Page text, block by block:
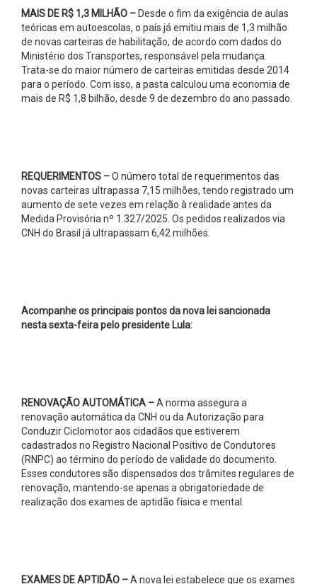
MAIS DE R$ 1,3 MILHÃO – Desde o fim da exigência de aulas
teóricas em autoescolas, o país já emitiu mais de 1,3 milhão
de novas carteiras de habilitação, de acordo com dados do
Ministério dos Transportes, responsável pela mudança.
Trata-se do maior número de carteiras emitidas desde 2014
para o período. Com isso, a pasta calculou uma economia de
mais de R$ 1,8 bilhão, desde 9 de dezembro do ano passado.
REQUERIMENTOS –O número total de requerimentos das
novas carteiras ultrapassa 7,15 milhões, tendo registrado um
aumento de sete vezes em relação à realidade antes da
Medida Provisória nº 1.327/2025. Os pedidos realizados via
CNH do Brasil já ultrapassam 6,42 milhões.
Acompanhe os principais pontos da nova lei sancionada
nesta sexta-feira pelo presidente Lula:
RENOVAÇÃO AUTOMÁTICA –A norma assegura a
renovação automática da CNH ou da Autorização para
Conduzir Ciclomotor aos cidadãos que estiverem
cadastrados no Registro Nacional Positivo de Condutores
(RNPC) ao término do período de validade do documento.
Esses condutores são dispensados dos trâmites regulares de
renovação, mantendo-se apenas a obrigatoriedade de
realização dos exames de aptidão física e mental.
EXAMES DE APTIDÃO –A nova lei estabelece que os exames